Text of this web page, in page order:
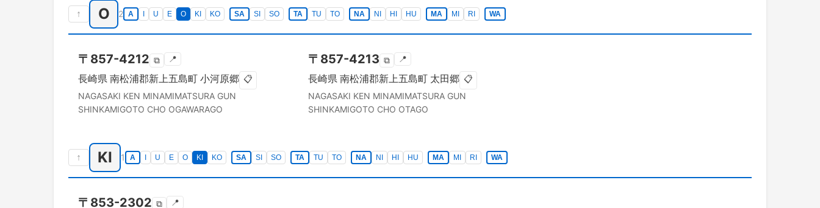
↑ O 2 A U E O KI KO SA SI SO TA TU TO NA NI HI HU MA MI RI WA
〒 857-4212 ⧉ 📍
長崎県 南松浦郡新上五島町 小河原郷 📋
NAGASAKI KEN MINAMIMATSURA GUN
SHINKAMIGOTO CHO OGAWARAGO
〒 857-4213 ⧉ 📍
長崎県 南松浦郡新上五島町 太田郷 📋
NAGASAKI KEN MINAMIMATSURA GUN
SHINKAMIGOTO CHO OTAGO
↑ KI 1 A U E O KI KO SA SI SO TA TU TO NA NI HI HU MA MI RI WA
〒 853-2302 ⧉ 📍